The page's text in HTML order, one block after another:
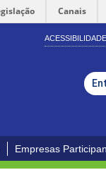
Canais
ACESSIBILIDADE
Empresas